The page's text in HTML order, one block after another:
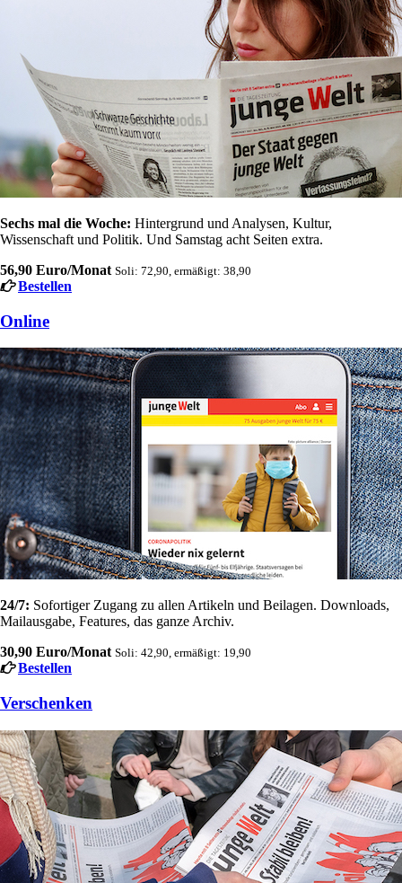
Sechs mal die Woche: Hintergrund und Analysen, Kultur,
Wissenschaft und Politik. Und Samstag acht Seiten extra.
56,90 Euro/Monat Soli: 72,90, ermäßigt: 38,90
Bestellen
Online
24/7: Sofortiger Zugang zu allen Artikeln und Beilagen. Downloads,
Mailausgabe, Features, das ganze Archiv.
30,90 Euro/Monat Soli: 42,90, ermäßigt: 19,90
Bestellen
Verschenken